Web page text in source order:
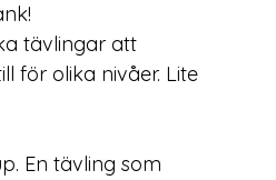
tävlingar att
för olika nivåer. Lite
En tävling som